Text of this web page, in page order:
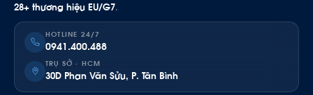
28+ thương hiệu EU/G7.
HOTLINE 24/7
0941.400.488
TRỤ SỞ · HCM
30D Phan Văn Sửu, P. Tân Bình